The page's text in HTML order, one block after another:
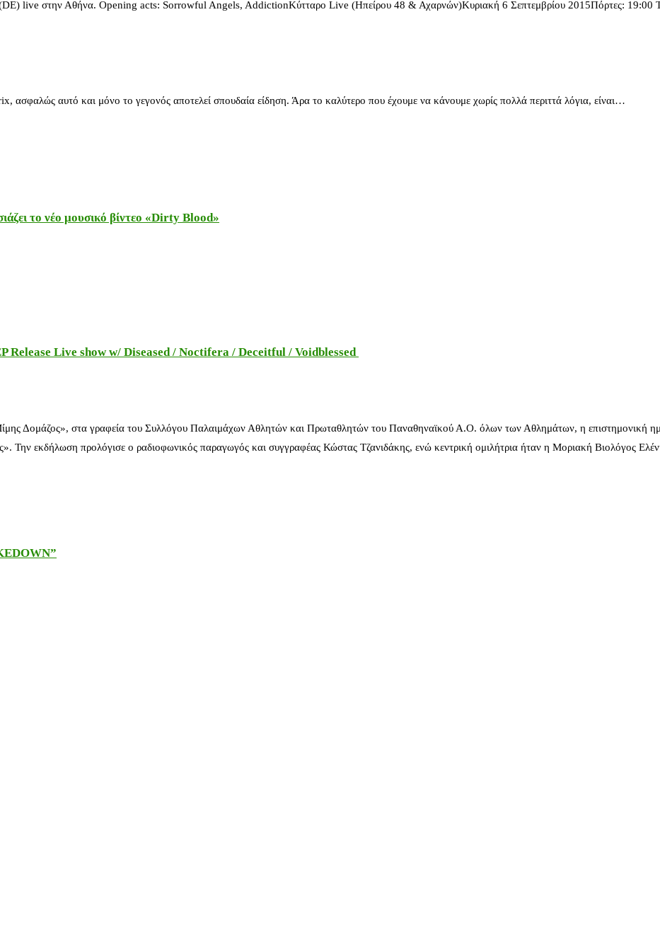
live στην Αθήνα. Opening acts: Sorrowful Angels, AddictionΚύτταρο Live (Ηπείρου 48 & Αχαρνών)Κυριακή 6 Σεπτεμβρίου 2015Πόρτες: 19:00
ασφαλώς αυτό και μόνο το γεγονός αποτελεί σπουδαία είδηση. Άρα το καλύτερο που έχουμε να κάνουμε χωρίς πολλά περιττά λόγια, είναι…
το νέο μουσικό βίντεο «Dirty Blood»
Release Live show w/ Diseased / Noctifera / Deceitful / Voidblessed
Δομάζος», στα γραφεία του Συλλόγου Παλαιμάχων Αθλητών και Πρωταθλητών του Παναθηναϊκού Α.Ο. όλων των Αθλημάτων, η επιστημονική
Την εκδήλωση προλόγισε ο ραδιοφωνικός παραγωγός και συγγραφέας Κώστας Τζανιδάκης, ενώ κεντρική ομιλήτρια ήταν η Μοριακή Βιολόγος